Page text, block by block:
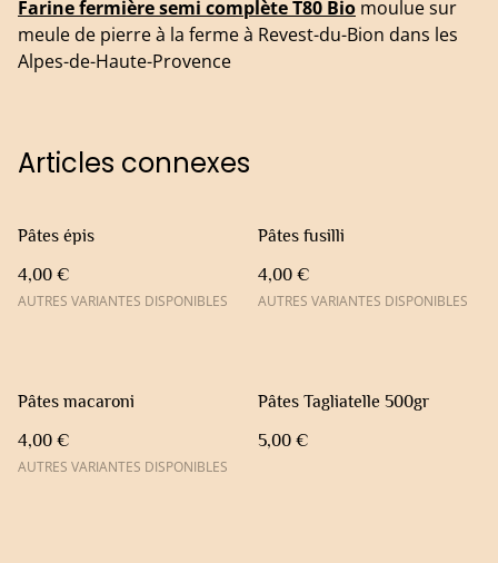
Farine fermière semi complète T80 Bio moulue sur
meule de pierre à la ferme à Revest-du-Bion dans les
Alpes-de-Haute-Provence
Articles connexes
Pâtes épis
4,00 €
AUTRES VARIANTES DISPONIBLES
Pâtes fusilli
4,00 €
AUTRES VARIANTES DISPONIBLES
Pâtes macaroni
4,00 €
AUTRES VARIANTES DISPONIBLES
Pâtes Tagliatelle 500gr
5,00 €